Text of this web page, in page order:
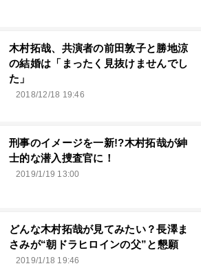
木村拓哉、共演者の前田敦子と勝地涼
の結婚は「まったく見抜けませんでし
た」
2018/12/18 19:46
刑事のイメージを一新!?木村拓哉が紳
士的な潜入捜査官に！
2019/1/19 13:00
どんな木村拓哉が見てみたい？長澤ま
さみが“朝ドラヒロインの父”と懇願
2019/1/18 19:46